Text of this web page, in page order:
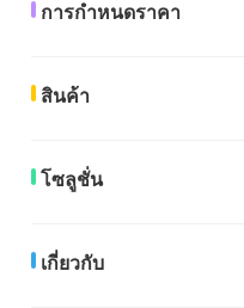
การกำหนดราคา
สินค้า
โซลูชั่น
เกี่ยวกับ